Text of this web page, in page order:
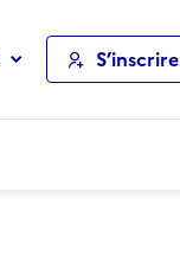
S’inscrire